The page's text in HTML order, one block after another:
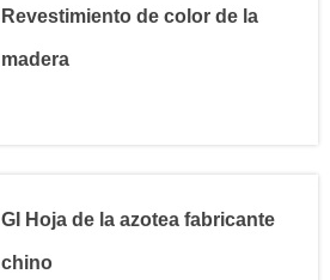
Revestimiento de color de la
madera
GI Hoja de la azotea fabricante
chino